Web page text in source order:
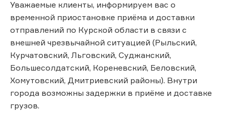
Уважаемые клиенты, информируем вас о
временной приостановке приёма и доставки
отправлений по Курской области в связи с
внешней чрезвычайной ситуацией (Рыльский,
Курчатовский, Льговский, Суджанский,
Большесолдатский, Кореневский, Беловский,
Хомутовский, Дмитриевский районы). Внутри
города возможны задержки в приёме и доставке
грузов.